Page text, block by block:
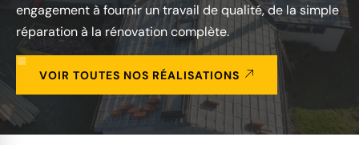
engagement à fournir un travail de qualité, de la simple
réparation à la rénovation complète.
VOIR TOUTES NOS RÉALISATIONS